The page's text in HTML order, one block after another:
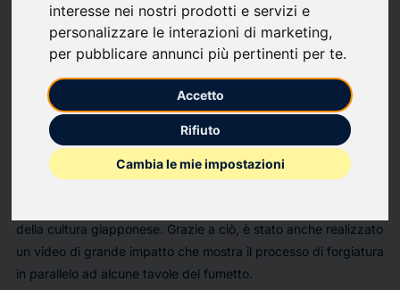
interesse nei nostri prodotti e servizi e
personalizzare le interazioni di marketing,
per pubblicare annunci più pertinenti per te.
Accetto
Rifiuto
Cambia le mie impostazioni
Nel catalogo Star Comics è arrivatoKagurabachi– un manga
che nel giro di pochi capitoli è diventato subito un fenomeno
culturale in Giappone. Per promuovere questo titolo
attesissimo, abbiamo realizzato diverseattivitàspeciali.
Coinvolgendo ilrinomato fabbro Michele Massaro,
conosciuto per essere “il fabbro degli chef stellati”, si è voluto
omaggiare la centenaria scuola giapponese, creando
una
katana italianaispirata a quella del protagonista del manga, la
della cultura giapponese. Grazie a ciò, è stato anche realizzato
un video di grande impatto che mostra il processo di forgiatura
in parallelo ad alcune tavole del fumetto.